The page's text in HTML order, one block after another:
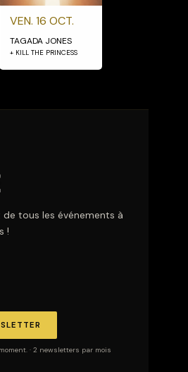
VEN. 16 OCT.
TAGADA JONES
+ KILL THE PRINCESS
de tous les événements à
!
· 2 newsletters par mois